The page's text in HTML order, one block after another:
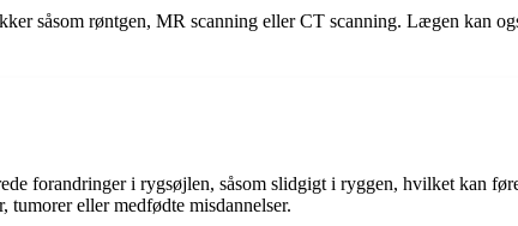
såsom røntgen, MR scanning eller CT scanning. Lægen kan
forandringer i rygsøjlen, såsom slidgigt i ryggen, hvilket kan
eller medfødte misdannelser.